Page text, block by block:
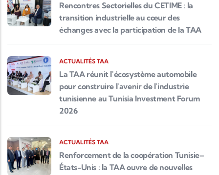
Rencontres Sectorielles du CETIME : la
transition industrielle au cœur des
échanges avec la participation de la TAA
ACTUALITÉS TAA
La TAA réunit l'écosystème automobile
pour construire l'avenir de l'industrie
tunisienne au Tunisia Investment Forum
2026
ACTUALITÉS TAA
Renforcement de la coopération Tunisie–
États-Unis : la TAA ouvre de nouvelles